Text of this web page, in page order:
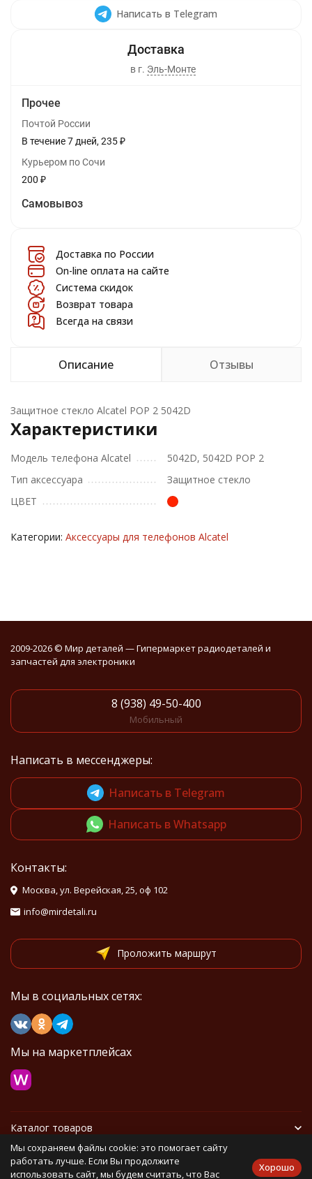
Написать в Telegram
в г. Эль-Монте
Прочее
Почтой России
В течение7 дней 235₽
Курьером по Сочи
200 ₽
Самовывоз
Доставка по России
On-line оплата на сайте
Система скидок
Возврат товара
Всегда на связи
Описание Отзывы
Защитное стекло Alcatel POP 2 5042D
Характеристики
Модель телефона Alcatel
5042D, 5042D POP 2
Тип аксессуара
Защитное стекло
ЦВЕТ
Категории: Аксессуары для телефонов Alcatel
2009-2026 © Мир деталей — Гипермаркет радиодеталей и
запчастей для электроники
8 (938) 49-50-400
Мобильный
Написать в мессенджеры:
Написать в Telegram
Написать в Whatsapp
Контакты:
Москва, ул. Верейская, 25, оф 102
info@mirdetali.ru
Проложить маршрут
Мы в социальных сетях:
Мы на маркетплейсах
Каталог товаров
Информация
Мы сохраняем файлы cookie: это помогает сайту
работать лучше. Если Вы продолжите
использовать сайт, мы будем считать, что Вас
Хорошо